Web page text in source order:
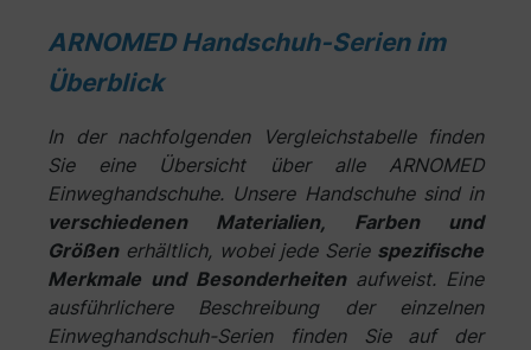
ARNOMED Handschuh-Serien im
Überblick
In der nachfolgenden Vergleichstabelle finden
Sie eine Übersicht über alle ARNOMED
Einweghandschuhe. Unsere Handschuhe sind in
verschiedenen Materialien, Farben und
Größenerhältlich, wobei jede Serie spezifische
Merkmale und Besonderheitenaufweist. Eine
ausführlichere Beschreibung der einzelnen
Einweghandschuh-Serien finden Sie auf der